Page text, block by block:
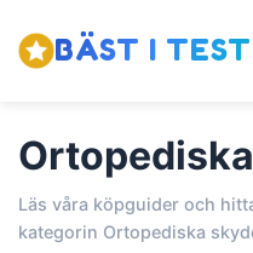
BÄST I TEST
Läs våra köpguider och
kategorin Ortopediska